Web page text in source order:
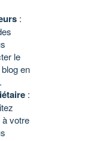
:
le
en
.
:
à votre